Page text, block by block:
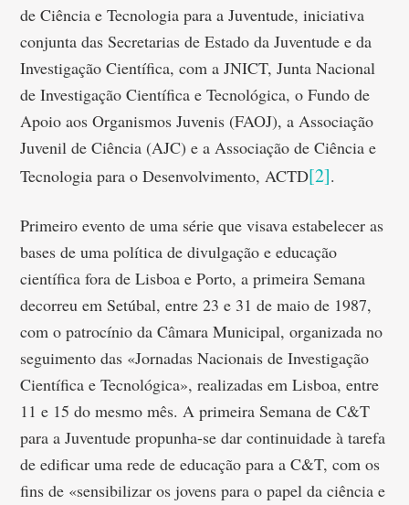
de Ciência e Tecnologia para a Juventude, iniciativa
conjunta das Secretarias de Estado da Juventude e da
Investigação Científica, com a JNICT, Junta Nacional
de Investigação Científica e Tecnológica, o Fundo de
Apoio aos Organismos Juvenis (FAOJ), a Associação
Juvenil de Ciência (AJC) e a Associação de Ciência e
Tecnologia para o Desenvolvimento, ACTD[2].
Primeiro evento de uma série que visava estabelecer as
bases de uma política de divulgação e educação
científica fora de Lisboa e Porto, a primeira Semana
decorreu em Setúbal, entre 23 e 31 de maio de 1987,
com o patrocínio da Câmara Municipal, organizada no
seguimento das «Jornadas Nacionais de Investigação
Científica e Tecnológica», realizadas em Lisboa, entre
11 e 15 do mesmo mês. A primeira Semana de C&T
para a Juventude propunha-se dar continuidade à tarefa
de edificar uma rede de educação para a C&T, com os
fins de «sensibilizar os jovens para o papel da ciência e